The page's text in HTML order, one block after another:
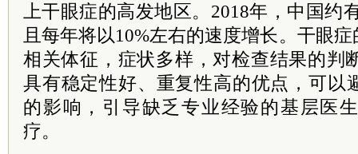
上干眼症的高发地区。2018年，中国约
且每年将以10%左右的速度增长。干眼
相关体征，症状多样，对检查结果的判
具有稳定性好、重复性高的优点，可以
的影响，引导缺乏专业经验的基层医
疗。